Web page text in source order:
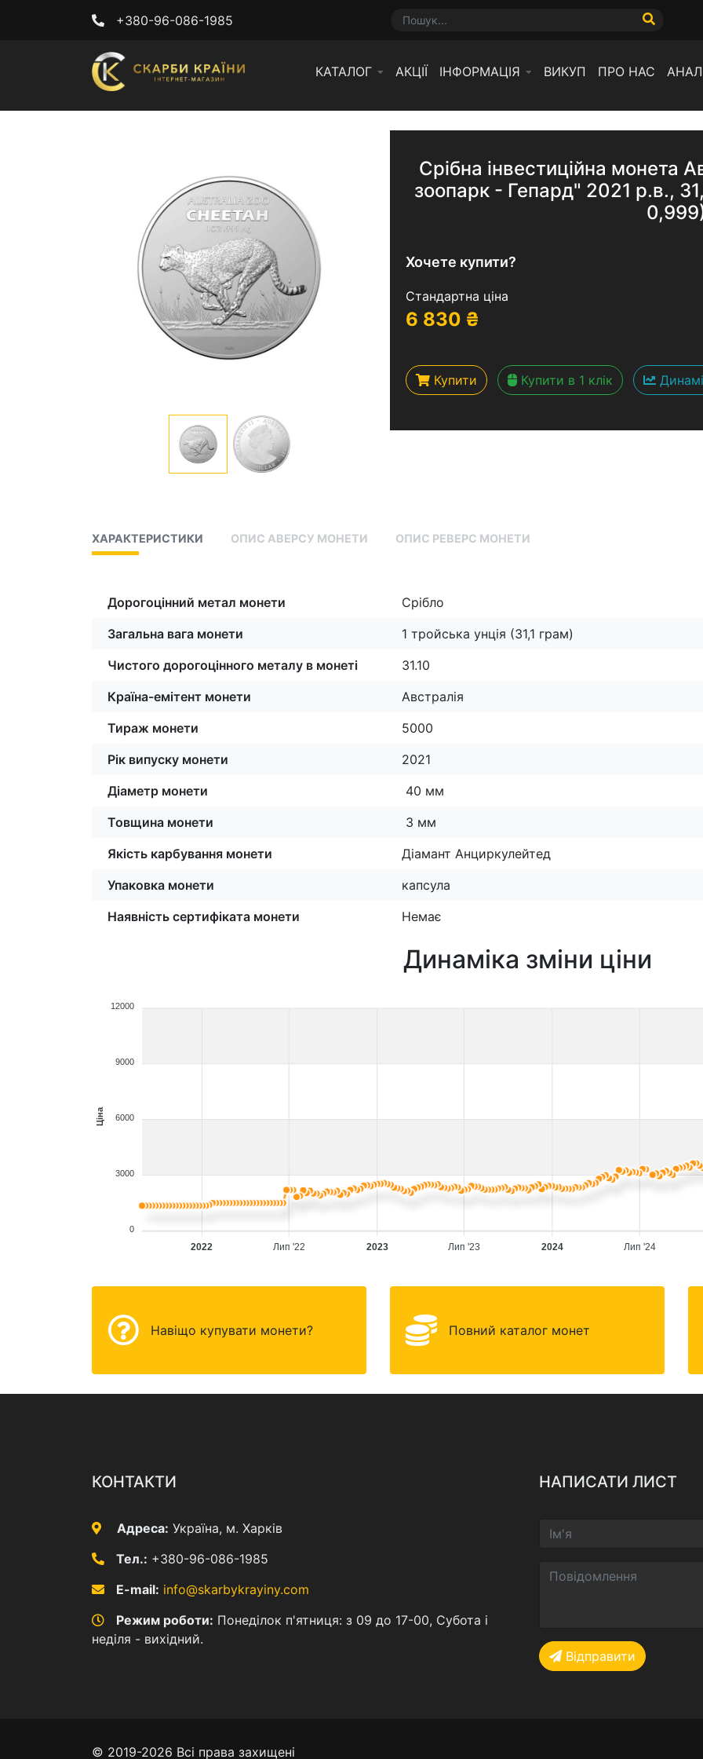
+380-96-086-1985
КАТАЛОГ АКЦІЇ ІНФОРМАЦІЯ ВИКУП ПРО НАС
Срібна інвестиційна монета
зоопарк - Гепард" 2021 р.в.,
Хочете купити?
Стандартна ціна
6 830 ₴
Купити Купити в 1 клік
ХАРАКТЕРИСТИКИ ОПИС АВЕРСУ МОНЕТИ ОПИС РЕВЕРС МОНЕТИ
Дорогоцінний метал монети
Срібло
Загальна вага монети
1 тройська унція (31,1 грам)
Чистого дорогоцінного металу в монеті
31.10
Країна-емітент монети
Австралія
Тираж монети
5000
Рік випуску монети
2021
Діаметр монети
40 мм
Товщина монети
3 мм
Якість карбування монети
Діамант Анциркулейтед
Упаковка монети
капсула
Наявність сертифіката монети
Немає
Динаміка зміни ціни
2022 Лип '22 2023 Лип '23 2024 Лип '24
12000
9000
6000
3000
0
Ціна
Навіщо купувати монети? Повний каталог монет
КОНТАКТИ
Адреса: Україна, м. Харків
Тел.: +380-96-086-1985
E-mail: info@skarbykrayiny.com
Режим роботи: Понеділок п'ятниця: з 09 до 17-00, Субота і
неділя - вихідний.
НАПИСАТИ ЛИСТ
Відправити
© 2019-2026 Всі права захищені